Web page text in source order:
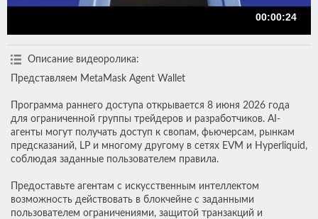
00:00:24
Описание видеоролика:
Представляем MetaMask Agent Wallet
Программа раннего доступа открывается 8 июня 2026 года
для ограниченной группы трейдеров и разработчиков. AI-
агенты могут получать доступ к свопам, фьючерсам, рынкам
предсказаний, LP и многому другому в сетях EVM и Hyperliquid,
соблюдая заданные пользователем правила.
Предоставьте агентам с искусственным интеллектом
возможность действовать в блокчейне с заданными
пользователем ограничениями, защитой транзакций и